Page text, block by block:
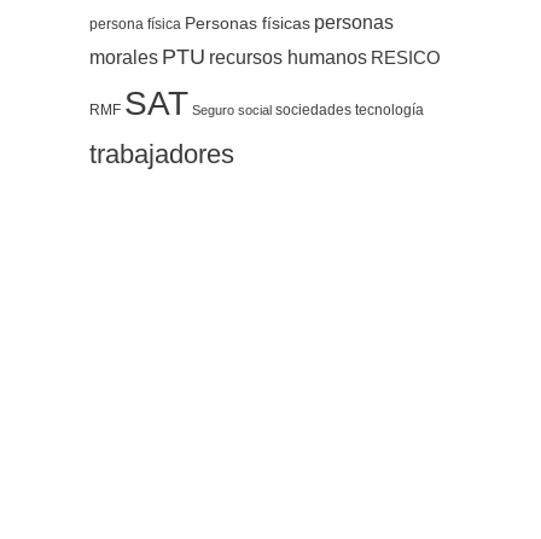
persona física Personas físicas personas
morales PTU recursos humanos RESICO
RMF SAT Seguro social sociedades tecnología
trabajadores